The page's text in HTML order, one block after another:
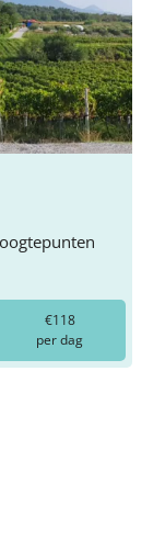
€118
per dag